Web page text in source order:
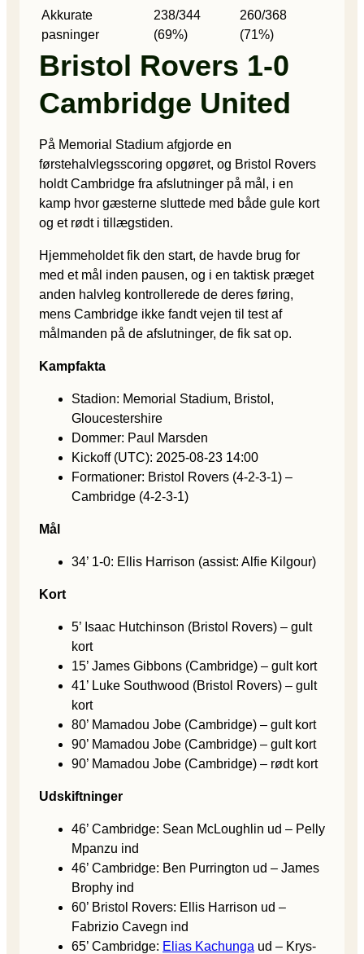
Akkurate
pasninger
238/344
(69%)
260/368
(71%)
Bristol Rovers 1-0
Cambridge United
På Memorial Stadium afgjorde en
førstehalvlegsscoring opgøret, og Bristol Rovers
holdt Cambridge fra afslutninger på mål, i en
kamp hvor gæsterne sluttede med både gule kort
og et rødt i tillægstiden.
Hjemmeholdet fik den start, de havde brug for
med et mål inden pausen, og i en taktisk præget
anden halvleg kontrollerede de deres føring,
mens Cambridge ikke fandt vejen til test af
målmanden på de afslutninger, de fik sat op.
Kampfakta
Stadion: Memorial Stadium, Bristol,
Gloucestershire
Dommer: Paul Marsden
Kickoff (UTC): 2025-08-23 14:00
Formationer: Bristol Rovers (4-2-3-1) –
Cambridge (4-2-3-1)
Mål
34’ 1-0: Ellis Harrison (assist: Alfie Kilgour)
Kort
5’ Isaac Hutchinson (Bristol Rovers) – gult
kort
15’ James Gibbons (Cambridge) – gult kort
41’ Luke Southwood (Bristol Rovers) – gult
kort
80’ Mamadou Jobe (Cambridge) – gult kort
90’ Mamadou Jobe (Cambridge) – gult kort
90’ Mamadou Jobe (Cambridge) – rødt kort
Udskiftninger
46’ Cambridge: Sean McLoughlin ud – Pelly
Mpanzu ind
46’ Cambridge: Ben Purrington ud – James
Brophy ind
60’ Bristol Rovers: Ellis Harrison ud –
Fabrizio Cavegn ind
65’ Cambridge: Elias Kachunga ud – Krys-